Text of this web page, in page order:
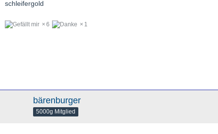
schleifergold
6 1
bärenburger
5000g Mitglied